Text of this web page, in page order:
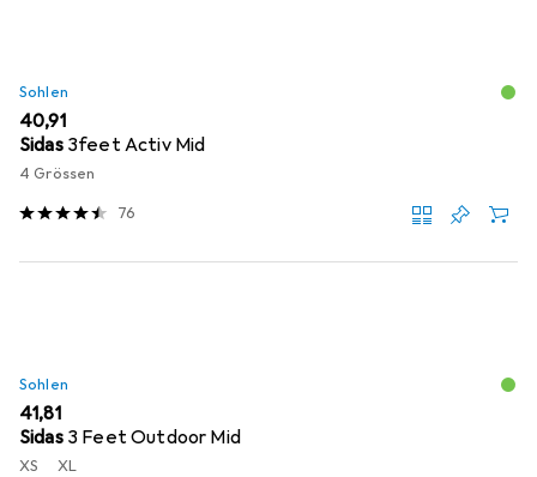
Sohlen
EUR
40,91
Sidas 3feet Activ Mid
4 Grössen
76
Sohlen
EUR
41,81
Sidas 3 Feet Outdoor Mid
XS XL